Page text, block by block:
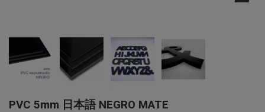
PVC 5mm 日本語 NEGRO MATE